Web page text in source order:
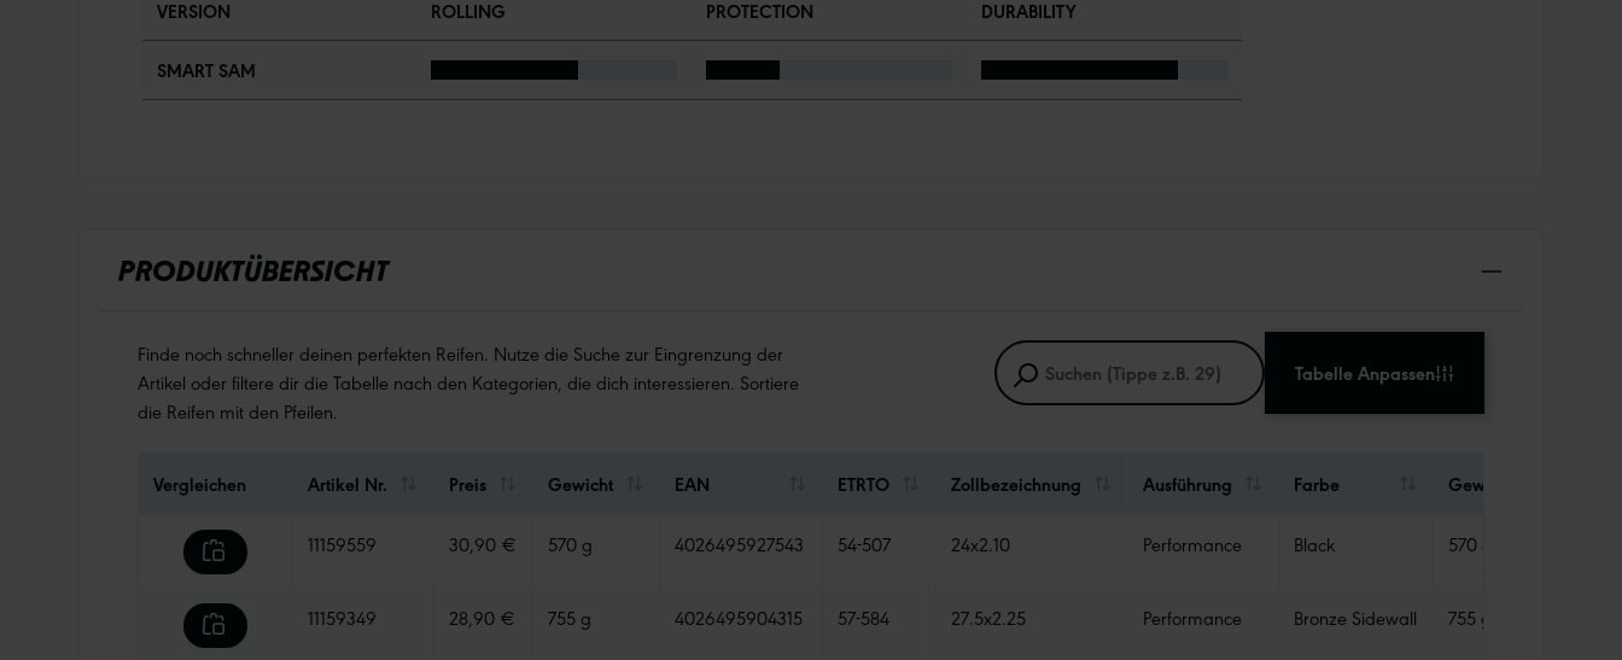
VERSION ROLLING PROTECTION DURABILITY
SMART SAM
PRODUKTÜBERSICHT
Finde noch schneller deinen perfekten Reifen. Nutze die Suche zur Eingrenzung der
Artikel oder filtere dir die Tabelle nach den Kategorien, die dich interessieren. Sortiere
die Reifen mit den Pfeilen.
Tabelle Anpassen
Vergleichen Artikel Nr. Preis Gewicht EAN ETRTO Zollbezeichnung Ausführung Farbe Gewicht
11159559 30,90 € 570 g 4026495927543 54-507 24x2.10 Performance Black 570 g
11159349 28,90 € 755 g 4026495904315 57-584 27.5x2.25 Performance Bronze Sidewall 755 g